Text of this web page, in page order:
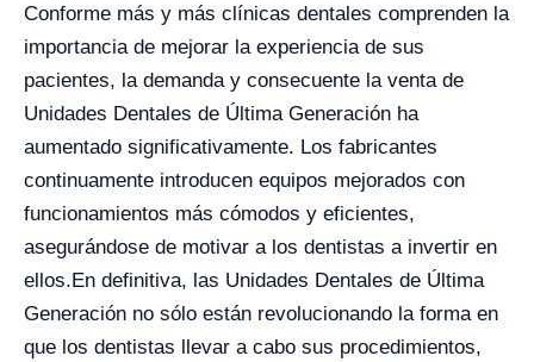
Conforme más y más clínicas dentales comprenden la
importancia de mejorar la experiencia de sus
pacientes, la demanda y consecuente la venta de
Unidades Dentales de Última Generación ha
aumentado significativamente. Los fabricantes
continuamente introducen equipos mejorados con
funcionamientos más cómodos y eficientes,
asegurándose de motivar a los dentistas a invertir en
ellos.En definitiva, las Unidades Dentales de Última
Generación no sólo están revolucionando la forma en
que los dentistas llevar a cabo sus procedimientos,